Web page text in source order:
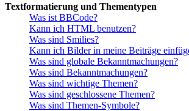
Textformatierung und Thementypen
Was ist BBCode?
Kann ich HTML benutzen?
Was sind Smilies?
Kann ich Bilder in meine Beiträge
Was sind globale Bekanntmachungen?
Was sind Bekanntmachungen?
Was sind wichtige Themen?
Was sind geschlossene Themen?
Was sind Themen-Symbole?